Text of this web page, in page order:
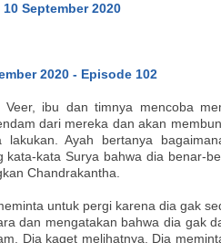
September 2020
2020 - Episode 102
ibu dan timnya mencoba
dari mereka dan akan
Ayah bertanya
kata Surya bahwa dia benar-
Chandrakantha.
untuk pergi karena dia gak
dan mengatakan bahwa dia gak
Dia kaget melihatnya. Dia